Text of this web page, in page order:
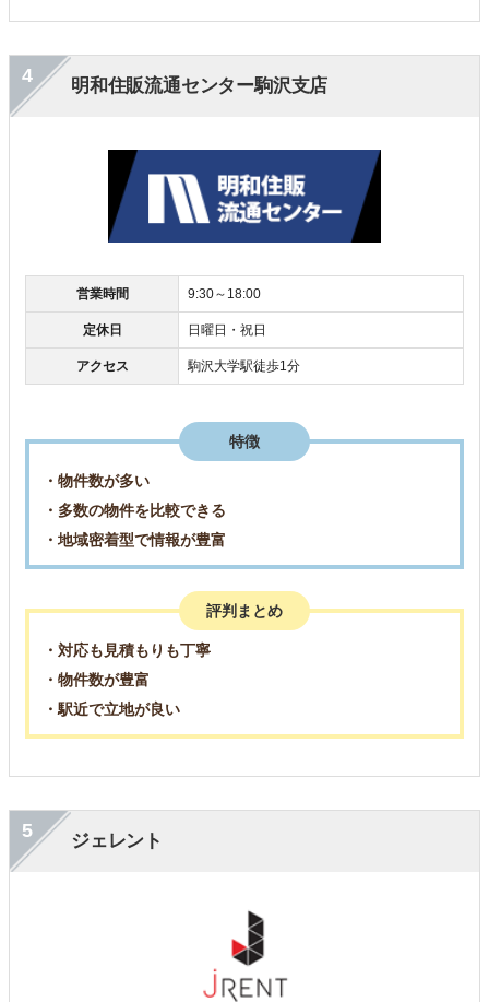
明和住販流通センター駒沢支店
4
営業時間 9:30～18:00
定休日 日曜日・祝日
アクセス 駒沢大学駅徒歩1分
特徴
・物件数が多い
・多数の物件を比較できる
・地域密着型で情報が豊富
評判まとめ
・対応も見積もりも丁寧
・物件数が豊富
・駅近で立地が良い
ジェレント
5